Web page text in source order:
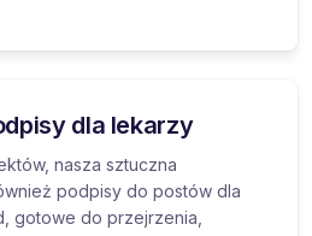
dla lekarzy
nasza sztuczna
podpisy do postów dla
gotowe do przejrzenia,